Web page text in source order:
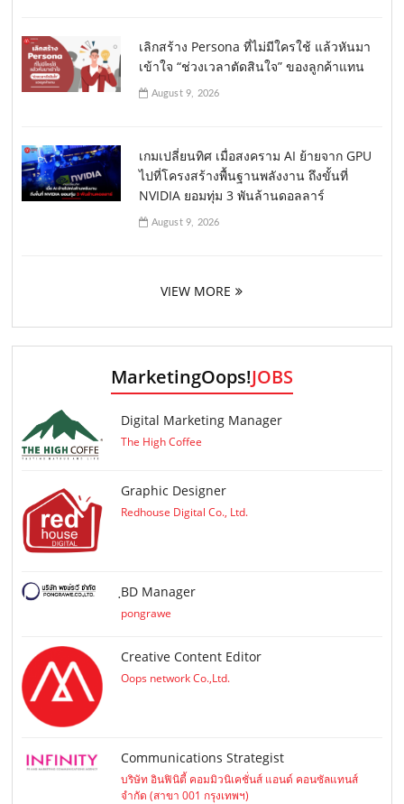
เลิกสร้าง Persona ที่ไม่มีใครใช้ แล้วหันมา
เข้าใจ “ช่วงเวลาตัดสินใจ” ของลูกค้าแทน
August 9, 2026
เกมเปลี่ยนทิศ เมื่อสงคราม AI ย้ายจาก GPU
ไปที่โครงสร้างพื้นฐานพลังงาน ถึงขั้นที่
NVIDIA ยอมทุ่ม 3 พันล้านดอลลาร์
August 9, 2026
VIEW MORE
MarketingOops!JOBS
Digital Marketing Manager
The High Coffee
Graphic Designer
Redhouse Digital Co., Ltd.
ฺBD Manager
pongrawe
Creative Content Editor
Oops network Co.,Ltd.
Communications Strategist
บริษัท อินฟินิตี้ คอมมิวนิเคชั่นส์ แอนด์ คอนซัลแทนส์
จำกัด (สาขา 001 กรุงเทพฯ)